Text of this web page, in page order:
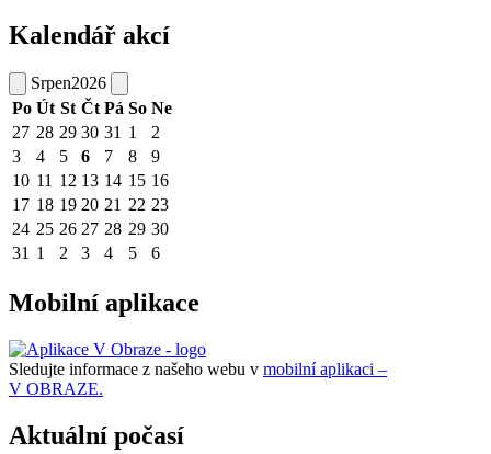
Kalendář akcí
Srpen2026
Po Út St Čt Pá So Ne
27 28 29 30 31 1
2
3
4 5 6 7 8
9
10 11 12 13 14 15 16
17 18 19 20 21 22 23
24 25 26 27 28 29 30
31 1 2 3 4 5 6
Mobilní aplikace
Sledujte informace z našeho webu v mobilní aplikaci –
V OBRAZE.
Aktuální počasí